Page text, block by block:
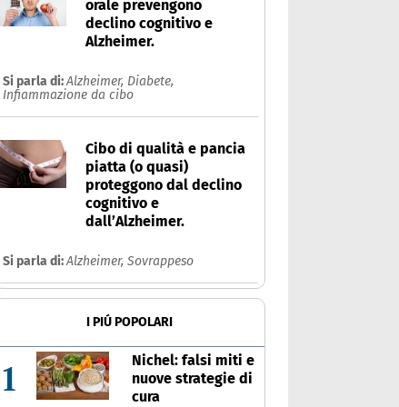
orale prevengono
declino cognitivo e
Alzheimer.
Si parla di:Alzheimer, Diabete,
Infiammazione da cibo
Cibo di qualità e pancia
piatta (o quasi)
proteggono dal declino
cognitivo e
dall’Alzheimer.
Si parla di:Alzheimer, Sovrappeso
I PIÚ POPOLARI
1
Nichel: falsi miti e
nuove strategie di
cura